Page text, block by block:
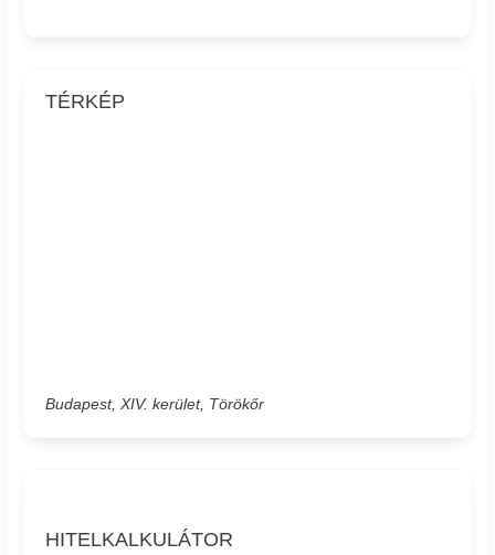
TÉRKÉP
Budapest, XIV. kerület, Törökőr
HITELKALKULÁTOR